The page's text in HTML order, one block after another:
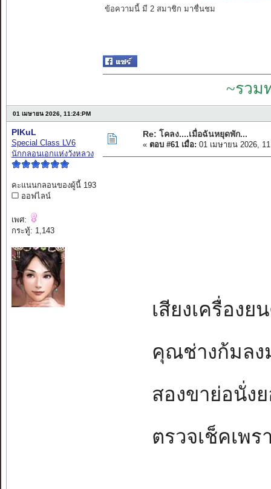
ข้อความนี้ มี 2 สมาชิก มาชื่นชม
~รวม
01 เมษายน 2026, 11:24:PM
PIKuL
Special Class LV6
นักกลอนเอกแห่งวังหลวง
คะแนนกลอนของผู้นี้ 193
ออฟไลน์
เพศ:
กระทู้: 1,143
Re: โคลง....เมื่อฉันหยุดพัก...
« ตอบ #61 เมื่อ: 01 เมษายน 2026,
เสียงเครื่อง
คุณช่างก้มลง
สองขาย่อนั่ง
ตรวจเช็คเพ